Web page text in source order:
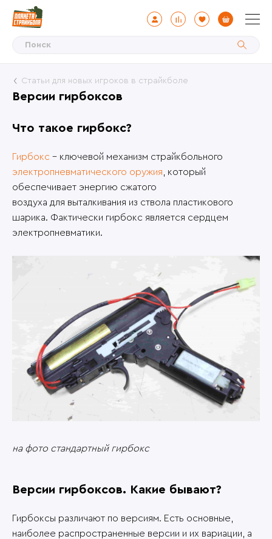
Версии гирбоксов
Статьи для новых игроков в страйкболе
Что такое гирбокс?
Гирбокс - ключевой механизм страйкбольного
электропневматического оружия , который
обеспечивает энергию сжатого
воздуха для выталкивания из ствола пластикового
шарика. Фактически гирбокс является сердцем
электропневматики.
на фото стандартный гирбокс
Версии гирбоксов. Какие бывают?
Гирбоксы различают по версиям. Есть основные,
наиболее распространенные версии и их вариации, а